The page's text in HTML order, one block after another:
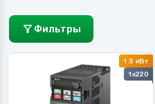
Фильтры
1.5 кВт
1x220